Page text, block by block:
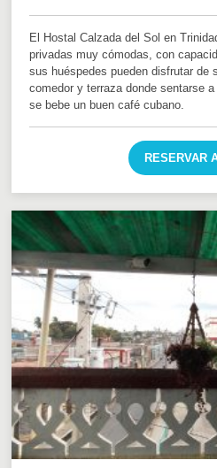
El Hostal Calzada del Sol en
privadas muy cómodas, con
sus huéspedes pueden disfrutar de
comedor y terraza donde sentarse
se bebe un buen café cubano.
RESERVAR